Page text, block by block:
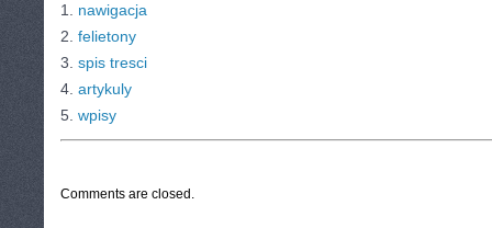
1. nawigacja
2. felietony
3. spis tresci
4. artykuly
5. wpisy
Comments are closed.